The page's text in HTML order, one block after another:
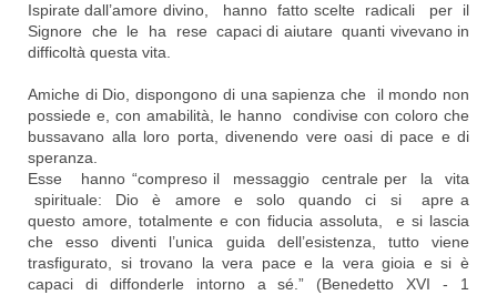
Ispirate dall’amore divino, hanno fatto scelte radicali per il
Signore che le ha rese capaci di aiutare quanti vivevano in
difficoltà questa vita.
Amiche di Dio, dispongono di una sapienza che il mondo non
possiede e, con amabilità, le hanno condivise con coloro che
bussavano alla loro porta, divenendo vere oasi di pace e di
speranza.
Esse hanno “compreso il messaggio centrale per la vita
spirituale: Dio è amore e solo quando ci si apre a
questo amore, totalmente e con fiducia assoluta, e si lascia
che esso diventi l’unica guida dell’esistenza, tutto viene
trasfigurato, si trovano la vera pace e la vera gioia e si è
capaci di diffonderle intorno a sé.” (Benedetto XVI - 1